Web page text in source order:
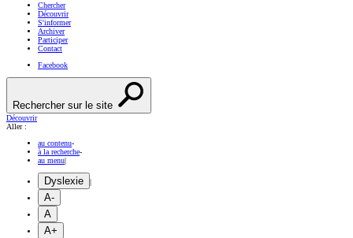
Chercher
Découvrir
S'informer
Archiver
Participer
Contact
Facebook
Rechercher sur le site
Découvrir
Aller :
au contenu-
à la recherche-
au menu|
Dyslexie |
A-
A
A+